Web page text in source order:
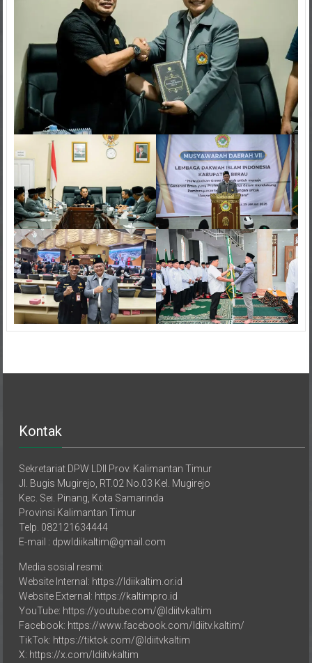
Kontak
Sekretariat DPW LDII Prov. Kalimantan Timur
Jl. Bugis Mugirejo, RT.02 No.03 Kel. Mugirejo
Kec. Sei. Pinang, Kota Samarinda
Provinsi Kalimantan Timur
Telp. 082121634444
E-mail : dpwldiikaltim@gmail.com
Media sosial resmi:
Website Internal: https://ldiikaltim.or.id
Website External: https://kaltimpro.id
YouTube: https://youtube.com/@ldiitvkaltim
Facebook: https://www.facebook.com/ldiitv.kaltim/
TikTok: https://tiktok.com/@ldiitvkaltim
X: https://x.com/ldiitvkaltim